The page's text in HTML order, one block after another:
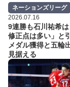
ネーションズリーグ
2026.07.16
9連勝も石川祐希
修正点は多い」と
メダル獲得と五輪
見据える